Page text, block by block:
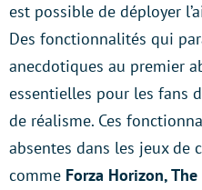
est possible de déployer
Des fonctionnalités qui
anecdotiques au premier
essentielles pour les fans
de réalisme. Ces
absentes dans les jeux de
comme Forza Horizon,